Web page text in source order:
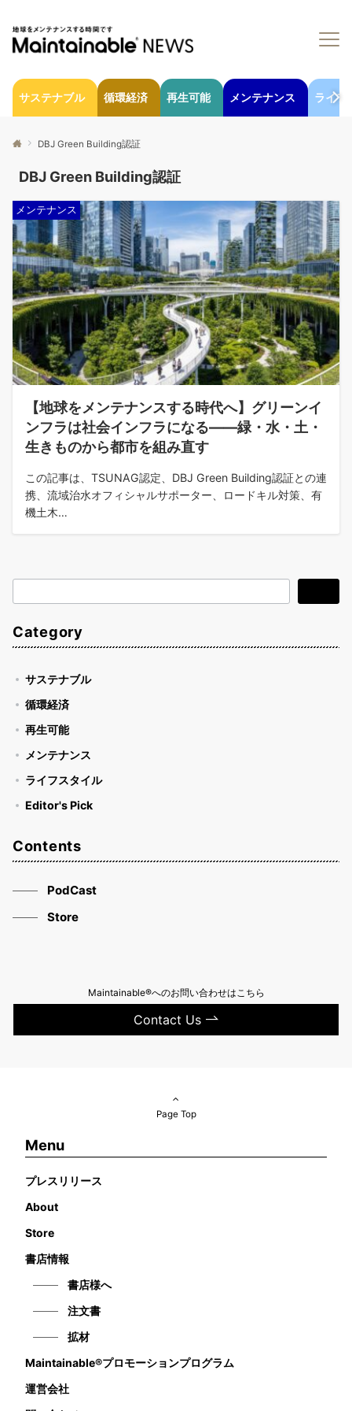
サステナブル 循環経済 再生可能 メンテナンス ライフ
DBJ Green Building認証
DBJ Green Building認証
メンテナンス
【地球をメンテナンスする時代へ】グリーンイ
ンフラは社会インフラになる——緑・水・土・
生きものから都市を組み直す
この記事は、TSUNAG認定、DBJ Green Building認証との連
携、流域治水オフィシャルサポーター、ロードキル対策、有
機土木…
索
Category
サステナブル
循環経済
再生可能
メンテナンス
ライフスタイル
Editor's Pick
Contents
PodCast
Store
Maintainable®へのお問い合わせはこちら
Contact Us
Page Top
Menu
プレスリリース
About
Store
書店情報
書店様へ
注文書
拡材
Maintainable®プロモーションプログラム
運営会社